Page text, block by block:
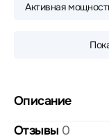
Активная
Описание
Отзывы 0